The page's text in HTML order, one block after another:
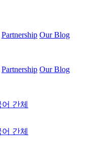
Partnership Our Blog
Partnership Our Blog